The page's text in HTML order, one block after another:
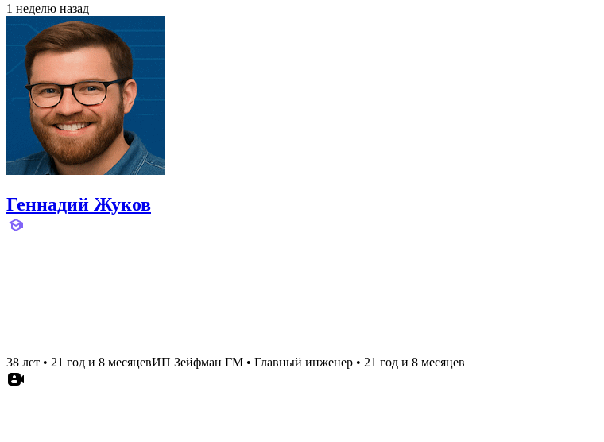
1 неделю назад
Геннадий Жуков
38 лет • 21 год и 8 месяцевИП Зейфман ГМ • Главный инженер • 21 год и 8 месяцев